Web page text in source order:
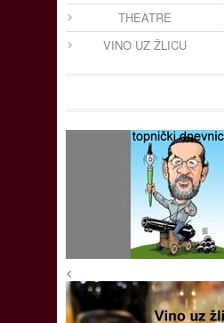
THEATRE
VINO UZ ŽLICU
<